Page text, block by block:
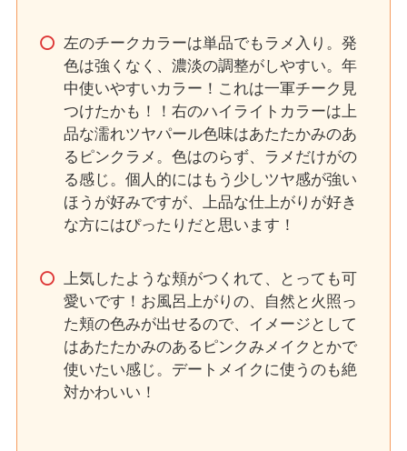
左のチークカラーは単品でもラメ入り。発
色は強くなく、濃淡の調整がしやすい。年
中使いやすいカラー！これは一軍チーク見
つけたかも！！右のハイライトカラーは上
品な濡れツヤパール色味はあたたかみのあ
るピンクラメ。色はのらず、ラメだけがの
る感じ。個人的にはもう少しツヤ感が強い
ほうが好みですが、上品な仕上がりが好き
な方にはぴったりだと思います！
上気したような頬がつくれて、とっても可
愛いです！お風呂上がりの、自然と火照っ
た頬の色みが出せるので、イメージとして
はあたたかみのあるピンクみメイクとかで
使いたい感じ。デートメイクに使うのも絶
対かわいい！